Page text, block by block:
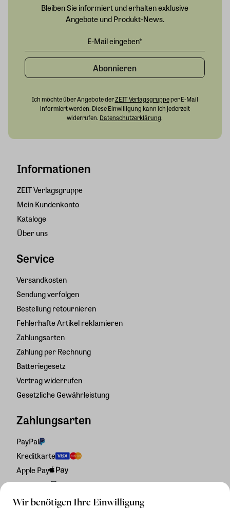
Wir benötigen Ihre Einwilligung
Informationen
ZEIT Verlagsgruppe
Mein Kundenkonto
Kataloge
Über uns
Service
Versandkosten
Sendung verfolgen
Bestellung retournieren
Fehlerhafte Artikel reklamieren
Zahlungsarten
Zahlung per Rechnung
Batteriegesetz
Vertrag widerrufen
Gesetzliche Gewährleistung
Zahlungsarten
PayPal
Kreditkarte
Apple Pay
Rechnung
Bleiben Sie informiert und erhalten exklusive
Angebote und Produkt-News.
Abonnieren
Ich möchte über Angebote derZEIT Verlagsgruppeper E-Mail
informiert werden. Diese Einwilligung kann ich jederzeit
widerrufen. Datenschutzerklärung.